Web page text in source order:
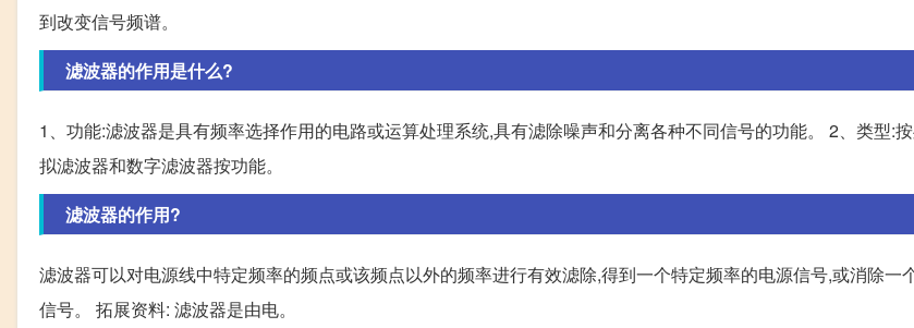
到改变信号频谱。
滤波器的作用是什么?
1、功能:滤波器是具有频率选择作用的电路或运算处理系统,具有滤除噪声和分离各种不同信号的功能。 2、类型:
拟滤波器和数字滤波器按功能。
滤波器的作用?
滤波器可以对电源线中特定频率的频点或该频点以外的频率进行有效滤除,得到一个特定频率的电源信号,或消除一
信号。 拓展资料: 滤波器是由电。